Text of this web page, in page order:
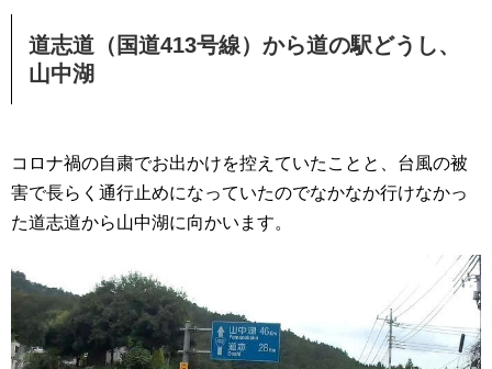
道志道（国道413号線）から道の駅どうし、
山中湖
コロナ禍の自粛でお出かけを控えていたことと、台風の被
害で長らく通行止めになっていたのでなかなか行けなかっ
た道志道から山中湖に向かいます。